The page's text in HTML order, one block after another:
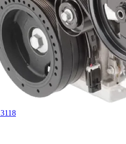
3118